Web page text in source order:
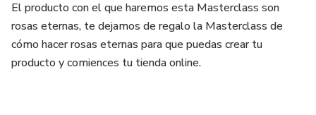
El producto con el que haremos esta Masterclass son
rosas eternas, te dejamos de regalo la Masterclass de
cómo hacer rosas eternas para que puedas crear tu
producto y comiences tu tienda online.